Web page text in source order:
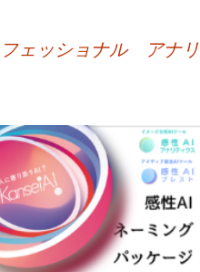
フェッショナル アナ